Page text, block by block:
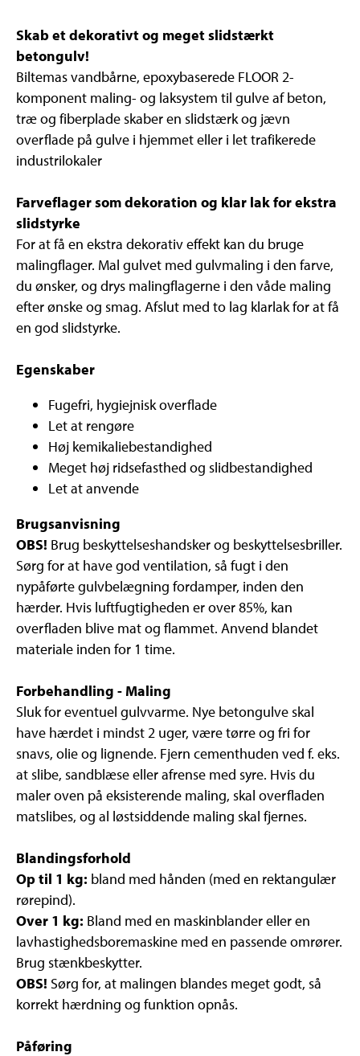
Skab et dekorativt og meget slidstærkt
betongulv!
Biltemas vandbårne, epoxybaserede FLOOR 2-
komponent maling- og laksystem til gulve af beton,
træ og fiberplade skaber en slidstærk og jævn
overflade på gulve i hjemmet eller i let trafikerede
industrilokaler
Farveflager som dekoration og klar lak for ekstra
slidstyrke
For at få en ekstra dekorativ effekt kan du bruge
malingflager. Mal gulvet med gulvmaling i den farve,
du ønsker, og drys malingflagerne i den våde maling
efter ønske og smag. Afslut med to lag klarlak for at få
en god slidstyrke.
Egenskaber
Fugefri, hygiejnisk overflade
Let at rengøre
Høj kemikaliebestandighed
Meget høj ridsefasthed og slidbestandighed
Let at anvende
Brugsanvisning
OBS! Brug beskyttelseshandsker og beskyttelsesbriller.
Sørg for at have god ventilation, så fugt i den
nypåførte gulvbelægning fordamper, inden den
hærder. Hvis luftfugtigheden er over 85%, kan
overfladen blive mat og flammet. Anvend blandet
materiale inden for 1 time.
Forbehandling - Maling
Sluk for eventuel gulvvarme. Nye betongulve skal
have hærdet i mindst 2 uger, være tørre og fri for
snavs, olie og lignende. Fjern cementhuden ved f. eks.
at slibe, sandblæse eller afrense med syre. Hvis du
maler oven på eksisterende maling, skal overfladen
matslibes, og al løstsiddende maling skal fjernes.
Blandingsforhold
Op til 1 kg: bland med hånden (med en rektangulær
rørepind).
Over 1 kg: Bland med en maskinblander eller en
lavhastighedsboremaskine med en passende omrører.
Brug stænkbeskytter.
OBS! Sørg for, at malingen blandes meget godt, så
korrekt hærdning og funktion opnås.
Påføring